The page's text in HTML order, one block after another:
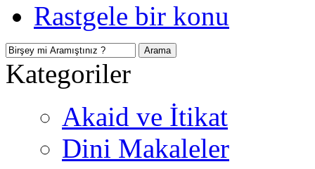
Rastgele bir konu
Kategoriler
Akaid ve İtikat
Dini Makaleler